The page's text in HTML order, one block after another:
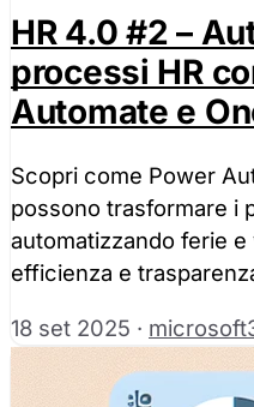
HR 4.0 #2 –
processi HR
Automate e
Scopri come Power
possono trasformare i
automatizzando ferie
efficienza e
18 set 2025 ·